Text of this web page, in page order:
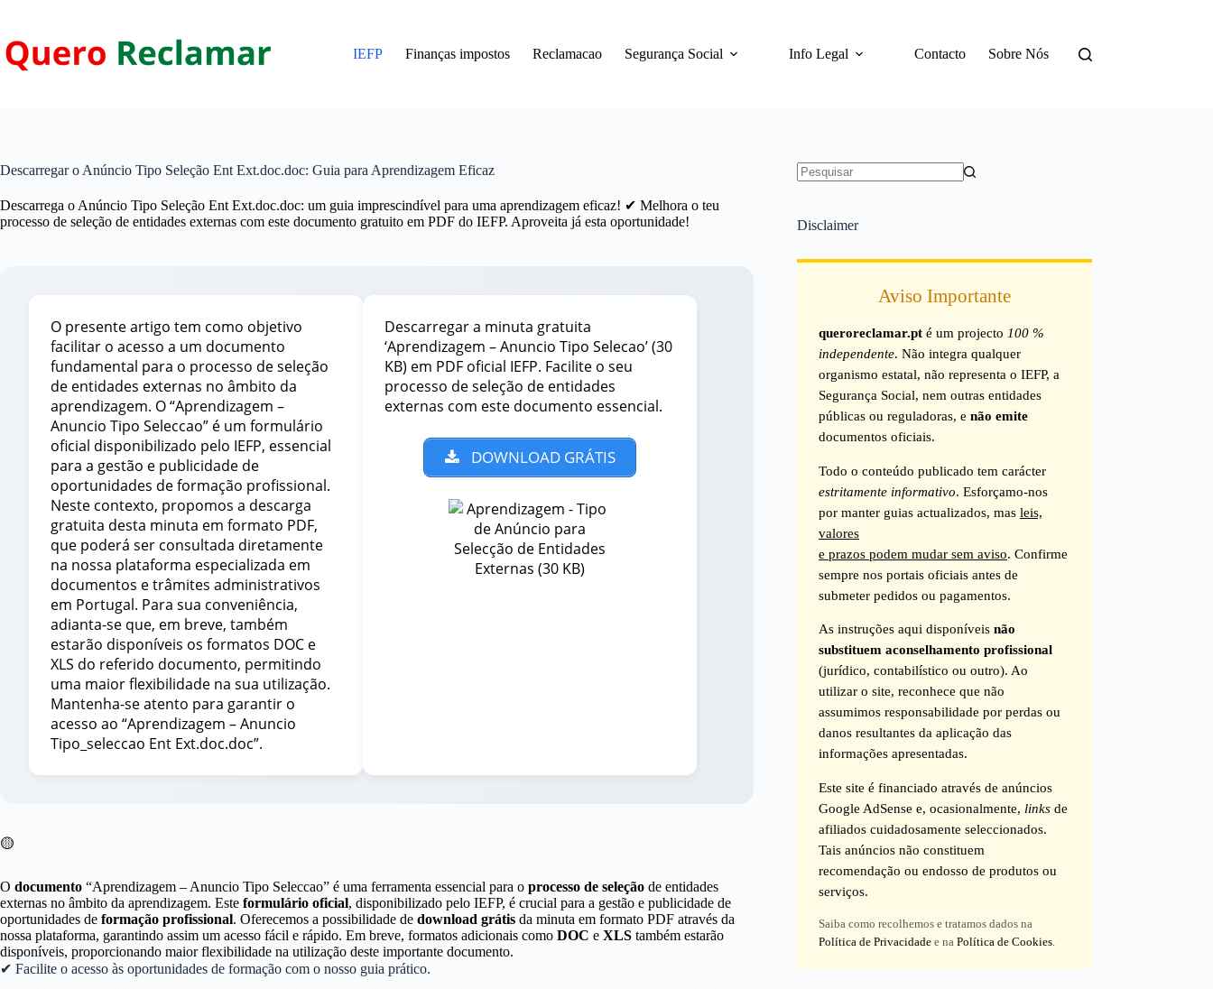
conteúdo
IEFP Finanças impostos Reclamacao Segurança Social Info Legal Contacto Sobre Nós
Descarregar o Anúncio Tipo Seleção Ent Ext.doc.doc: Guia para Aprendizagem Eficaz
Descarrega o Anúncio Tipo Seleção Ent Ext.doc.doc: um guia imprescindível para uma aprendizagem eficaz! ✔ Melhora o teu
processo de seleção de entidades externas com este documento gratuito em PDF do IEFP. Aproveita já esta oportunidade!
O presente artigo tem como objetivo
facilitar o acesso a um documento
fundamental para o processo de seleção
de entidades externas no âmbito da
aprendizagem. O “Aprendizagem –
Anuncio Tipo Seleccao” é um formulário
oficial disponibilizado pelo IEFP, essencial
para a gestão e publicidade de
oportunidades de formação profissional.
Neste contexto, propomos a descarga
gratuita desta minuta em formato PDF,
que poderá ser consultada diretamente
na nossa plataforma especializada em
documentos e trâmites administrativos
em Portugal. Para sua conveniência,
adianta-se que, em breve, também
estarão disponíveis os formatos DOC e
XLS do referido documento, permitindo
uma maior flexibilidade na sua utilização.
Mantenha-se atento para garantir o
acesso ao “Aprendizagem – Anuncio
Tipo_seleccao Ent Ext.doc.doc”.
Descarregar a minuta gratuita
‘Aprendizagem – Anuncio Tipo Selecao’ (30
KB) em PDF oficial IEFP. Facilite o seu
processo de seleção de entidades
externas com este documento essencial.
DOWNLOAD GRÁTIS
🟡
O documento “Aprendizagem – Anuncio Tipo Seleccao” é uma ferramenta essencial para o processo de seleção de entidades
externas no âmbito da aprendizagem. Este formulário oficial, disponibilizado pelo IEFP, é crucial para a gestão e publicidade de
oportunidades de formação profissional. Oferecemos a possibilidade de download grátis da minuta em formato PDF através da
nossa plataforma, garantindo assim um acesso fácil e rápido. Em breve, formatos adicionais como DOC e XLS também estarão
disponíveis, proporcionando maior flexibilidade na utilização deste importante documento.
✔ Facilite o acesso às oportunidades de formação com o nosso guia prático.
Disclaimer
Aviso Importante
queroreclamar.pt é um projecto100 %
independente. Não integra qualquer
organismo estatal, não representa o IEFP, a
Segurança Social, nem outras entidades
públicas ou reguladoras, enão emite
documentos oficiais.
Todo o conteúdo publicado tem carácter
estritamente informativo. Esforçamo-nos
por manter guias actualizados, masleis,
valores
e prazos podem mudar sem aviso. Confirme
sempre nos portais oficiais antes de
submeter pedidos ou pagamentos.
As instruções aqui disponíveisnão
substituem aconselhamento profissional
(jurídico, contabilístico ou outro). Ao
utilizar o site, reconhece que não
assumimos responsabilidade por perdas ou
danos resultantes da aplicação das
informações apresentadas.
Este site é financiado através de anúncios
Google AdSense e, ocasionalmente, links de
afiliados cuidadosamente seleccionados.
Tais anúncios não constituem
recomendação ou endosso de produtos ou
serviços.
Saiba como recolhemos e tratamos dados na
Política de Privacidade e naPolítica de Cookies.